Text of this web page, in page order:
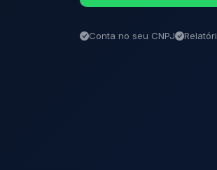
Conta no seu CNPJ